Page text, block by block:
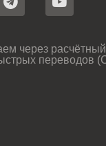
через расчётный
переводов